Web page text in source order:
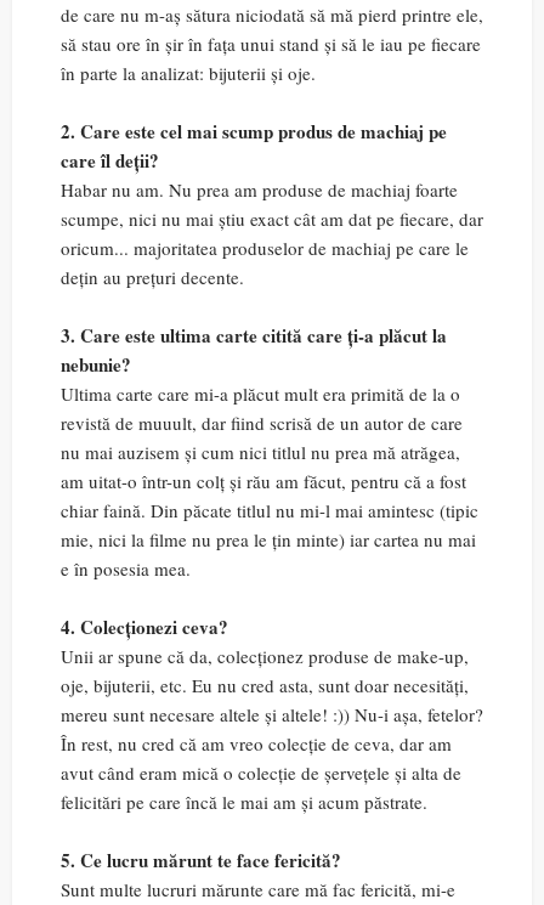
de care nu m-aș sătura niciodată să mă pierd printre ele,
să stau ore în șir în fața unui stand și să le iau pe fiecare
în parte la analizat: bijuterii și oje.
2. Care este cel mai scump produs de machiaj pe
care îl deții?
Habar nu am. Nu prea am produse de machiaj foarte
scumpe, nici nu mai știu exact cât am dat pe fiecare, dar
oricum... majoritatea produselor de machiaj pe care le
dețin au prețuri decente.
3. Care este ultima carte citită care ți-a plăcut la
nebunie?
Ultima carte care mi-a plăcut mult era primită de la o
revistă de muuult, dar fiind scrisă de un autor de care
nu mai auzisem și cum nici titlul nu prea mă atrăgea,
am uitat-o într-un colț și rău am făcut, pentru că a fost
chiar faină. Din păcate titlul nu mi-l mai amintesc (tipic
mie, nici la filme nu prea le țin minte) iar cartea nu mai
e în posesia mea.
4. Colecționezi ceva?
Unii ar spune că da, colecționez produse de make-up,
oje, bijuterii, etc. Eu nu cred asta, sunt doar necesități,
mereu sunt necesare altele și altele! :)) Nu-i așa, fetelor?
În rest, nu cred că am vreo colecție de ceva, dar am
avut când eram mică o colecție de șervețele și alta de
felicitări pe care încă le mai am și acum păstrate.
5. Ce lucru mărunt te face fericită?
Sunt multe lucruri mărunte care mă fac fericită, mi-e